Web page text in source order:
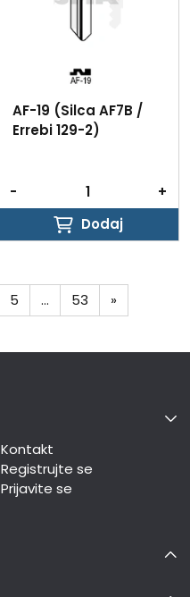
AF-19 (Silca AF7B /
Errebi 129-2)
-
+
Dodaj
Dodaj
5 … 53 »
Kontakt
Registrujte se
Prijavite se